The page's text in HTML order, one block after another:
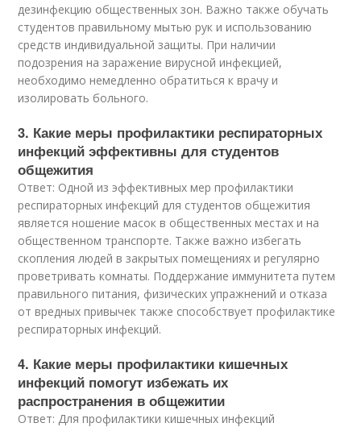
дезинфекцию общественных зон. Важно также обучать
студентов правильному мытью рук и использованию
средств индивидуальной защиты. При наличии
подозрения на заражение вирусной инфекцией,
необходимо немедленно обратиться к врачу и
изолировать больного.
3. Какие меры профилактики респираторных
инфекций эффективны для студентов
общежития
Ответ: Одной из эффективных мер профилактики
респираторных инфекций для студентов общежития
является ношение масок в общественных местах и на
общественном транспорте. Также важно избегать
скопления людей в закрытых помещениях и регулярно
проветривать комнаты. Поддержание иммунитета путем
правильного питания, физических упражнений и отказа
от вредных привычек также способствует профилактике
респираторных инфекций.
4. Какие меры профилактики кишечных
инфекций помогут избежать их
распространения в общежитии
Ответ: Для профилактики кишечных инфекций